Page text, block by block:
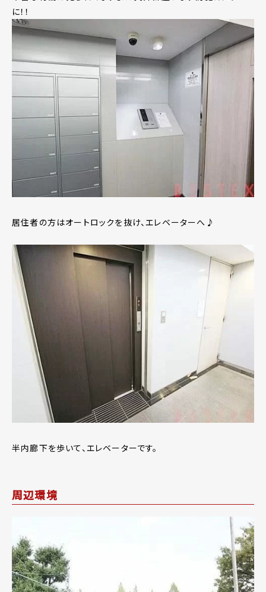
に！！
居住者の方はオートロックを抜け、エレベーターへ♪
半内廊下を歩いて、エレベーターです。
周辺環境